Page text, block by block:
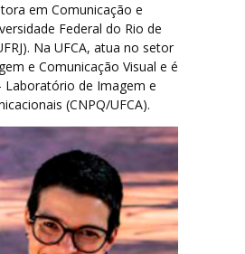
em Comunicação e
Federal do Rio de
Na UFCA, atua no setor
e Comunicação Visual e é
Laboratório de Imagem e
(CNPQ/UFCA).